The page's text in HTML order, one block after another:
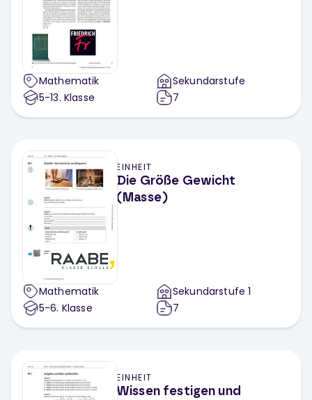
Mathematik
5-13. Klasse
Sekundarstufe
7
EINHEIT
Die Größe Gewicht
(Masse)
Mathematik
5-6. Klasse
Sekundarstufe 1
7
EINHEIT
Wissen festigen und